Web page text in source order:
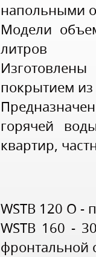
напольными
Модели
литров
покрытием
горячей
квартир,
WSTB 120 O -
WSTB 160 -
фронтальной